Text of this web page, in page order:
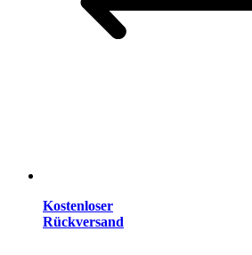
Kostenloser
Rückversand